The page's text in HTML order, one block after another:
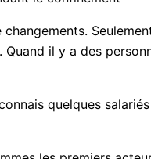
il y a des
quelques